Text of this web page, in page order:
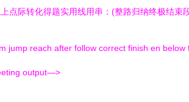
点际转化得题实用线用串：(整路归纳终极结束
jump reach after follow correct finish en
output—>